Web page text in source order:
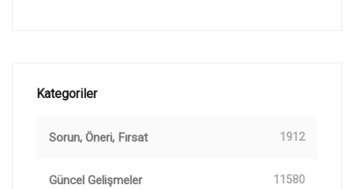
Kategoriler
Sorun, Öneri, Fırsat 1912
Güncel Gelişmeler 11580